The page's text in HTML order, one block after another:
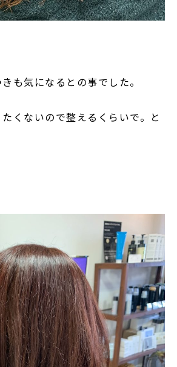
も気になるとの事でした。
くないので整えるくらいで。と